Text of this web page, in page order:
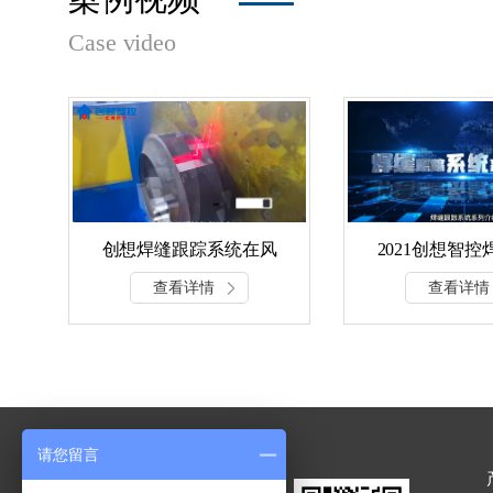
Case video
创想焊缝跟踪系统在风
机扇叶行业的应用
查看详情
2021创想智控
系列产品
查看详情
请您留言